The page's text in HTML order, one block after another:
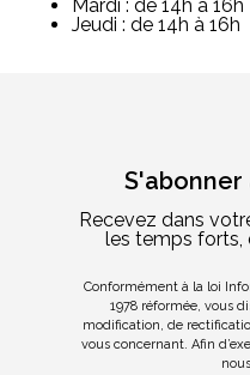
Mardi : de 14h à 16h
Jeudi : de 14h à 16h
Recevez dans
les temps forts,
Conformément à la loi
1978 réformée, vous
modification, de
vous concernant. Afin